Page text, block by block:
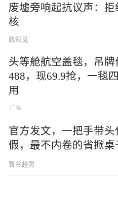
废墟旁响起抗议声：拒
核
政知见
头等舱航空盖毯，吊牌
488，现69.9抢，一毯
用
官方发文，一把手带头
假，最不内卷的省掀桌
智谷趋势